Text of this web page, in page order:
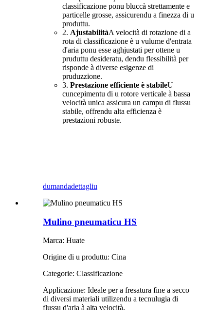
classificazione ponu bluccà strettamente e
particelle grosse, assicurendu a finezza di u
produttu.
2. AjustabilitàA velocità di rotazione di a
rota di classificazione è u vulume d'entrata
d'aria ponu esse aghjustati per ottene u
pruduttu desideratu, dendu flessibilità per
risponde à diverse esigenze di
pruduzzione.
3. Prestazione efficiente è stabileU
cuncepimentu di u rotore verticale à bassa
velocità unica assicura un campu di flussu
stabile, offrendu alta efficienza è
prestazioni robuste.
dumandadettagliu
Mulino pneumaticu HS
Marca: Huate
Origine di u produttu: Cina
Categorie: Classificazione
Applicazione: Ideale per a fresatura fine a secco
di diversi materiali utilizendu a tecnulugia di
flussu d'aria à alta velocità.